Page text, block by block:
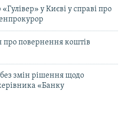
у Києві у справі про
повернення коштів
змін рішення щодо
«Банку